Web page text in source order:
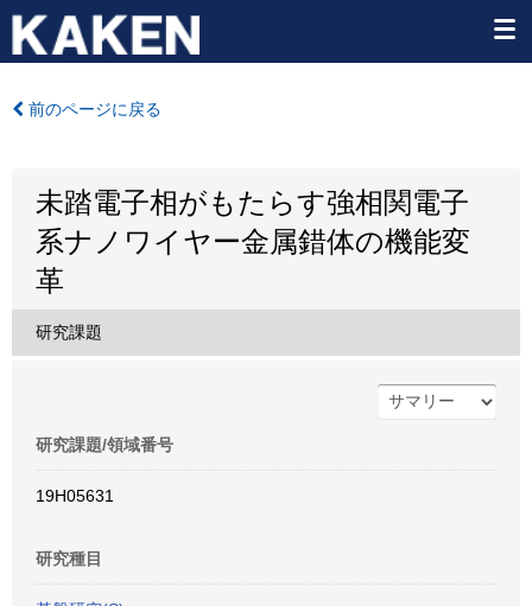
前のページに戻る
未踏電子相がもたらす強相関電子
系ナノワイヤー金属錯体の機能変
革
研究課題
研究課題/領域番号
19H05631
研究種目